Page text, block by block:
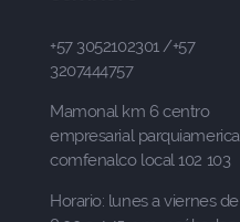
+57 3052102301 /+57
3207444757
Mamonal km 6 centro
empresarial parquiamerica
comfenalco local 102 103
Horario: lunes a viernes de